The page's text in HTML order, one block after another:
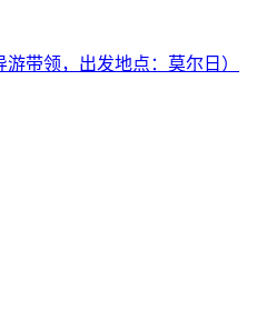
带领，出发地点：莫尔日）